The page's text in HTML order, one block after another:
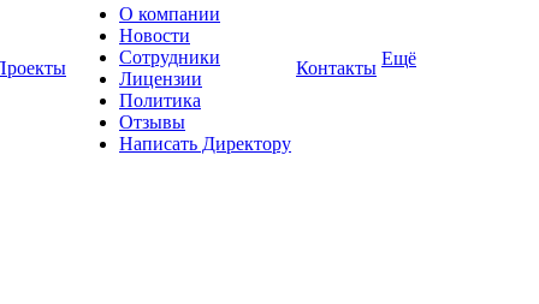
О компании
Новости
Сотрудники
Лицензии
Политика
Отзывы
Написать Директору
Контакты Ещё